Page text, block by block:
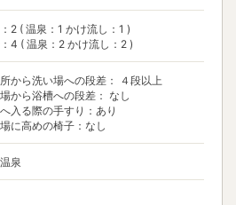
2 ( 温泉：1 かけ流し：1 )
4 ( 温泉：2 かけ流し：2 )
から洗い場への段差： ４段以上
から浴槽への段差： なし
入る際の手すり：あり
に高めの椅子：なし
泉